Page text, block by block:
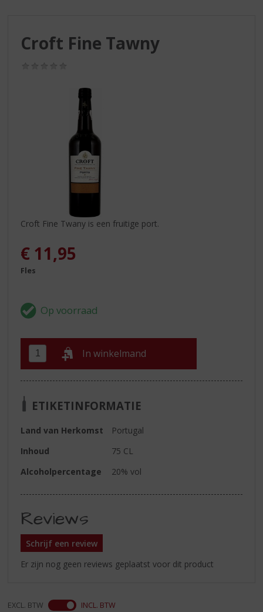
Croft Fine Tawny
Croft Fine Twany is een fruitige port.
€ 11,95
Fles
In winkelmand
ETIKETINFORMATIE
Land van Herkomst
Portugal
Inhoud
75 CL
Alcoholpercentage
20% vol
Reviews
Schrijf een review
Er zijn nog geen reviews geplaatst voor dit product
EXCL. BTW INCL. BTW